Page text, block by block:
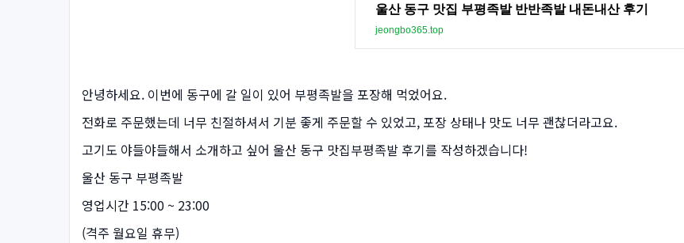
울산 동구 맛집 부평족발 반반족발 내돈내산 후기
jeongbo365.top
안녕하세요. 이번에 동구에 갈 일이 있어 부평족발을 포장해 먹었어요.
전화로 주문했는데 너무 친절하셔서 기분 좋게 주문할 수 있었고, 포장 상태나 맛도 너무 괜찮더라고요.
고기도 야들야들해서 소개하고 싶어 울산 동구 맛집부평족발 후기를 작성하겠습니다!
울산 동구 부평족발
영업시간 15:00 ~ 23:00
(격주 월요일 휴무)